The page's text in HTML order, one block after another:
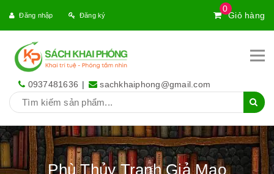
0
Giỏ hàng
Đăng nhập Đăng ký
0937481636 | sachkhaiphong@gmail.com
Phù Thủy Tranh Giả Mạo